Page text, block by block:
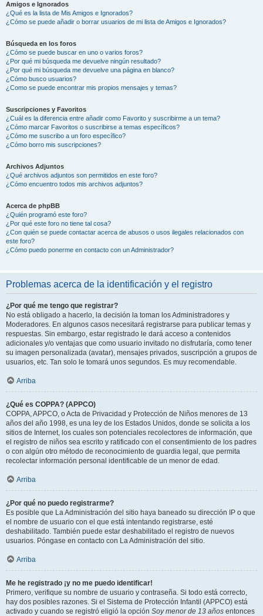
Amigos e Ignorados
¿Qué es la lista de Mis Amigos e Ignorados?
¿Cómo se puede añadir o borrar usuarios de mi lista de Amigos e Ignorados?
Búsqueda en los foros
¿Cómo se puede buscar en uno o varios foros?
¿Por qué mi búsqueda me devuelve ningún resultado?
¿Por qué mi búsqueda me devuelve una página en blanco?
¿Cómo busco usuarios?
¿Como se puede encontrar mis propios mensajes y temas?
Suscripciones y Favoritos
¿Cuál es la diferencia entre añadir como Favorito y suscribirme a un tema?
¿Cómo marcar Favoritos o suscribirse a temas específicos?
¿Cómo me suscribo a un foro específico?
¿Cómo borro mis suscripciones?
Archivos Adjuntos
¿Qué archivos adjuntos son permitidos en este foro?
¿Cómo encuentro todos mis archivos adjuntos?
Acerca de phpBB
¿Quién programó este foro?
¿Por qué este foro no tiene tal cosa?
¿Con quién se puede contactar acerca de abusos o usos ilegales relacionados con
este foro?
¿Cómo puedo ponerme en contacto con un Administrador?
Problemas acerca de la identificación y el registro
¿Por qué me tengo que registrar?
No está obligado a hacerlo, la decisión la toman los Administradores y
Moderadores. En algunos casos necesitará registrarse para publicar temas y
respuestas. Sin embargo, estar registrado le dará acceso a contenidos
adicionales y/o ventajas que como usuario invitado no disfrutaría, como tener
su imagen personalizada (avatar), mensajes privados, suscripción a grupos de
usuarios, etc. Tan solo le tomará unos segundos. Es muy recomendable.
Arriba
¿Qué es COPPA? (APPCO)
COPPA, APPCO, o Acta de Privacidad y Protección de Niños menores de 13
años del año 1998, es una ley de los Estados Unidos, donde se solicita a los
sitios de Internet, los cuales son potenciales recolectores de información, que
el registro de niños sea escrito y ratificado con el consentimiento de los padres
o con algún otro método de reconocimiento de guardia legal, que permita
recolectar información personal identificable de un menor de edad.
Arriba
¿Por qué no puedo registrarme?
Es posible que La Administración del sitio haya baneado su dirección IP o que
el nombre de usuario con el que está intentando registrarse, esté
deshabilitado. También puede estar deshabilitado el registro de nuevos
usuarios. Póngase en contacto con La Administración del sitio.
Arriba
Me he registrado ¡y no me puedo identificar!
Primero, verifique su nombre de usuario y contraseña. Si todo está correcto,
hay dos posibles razones. Si el Sistema de Protección Infantil (APPCO) está
activado y cuando se registró eligió la opción Soy menor de 13 años entonces